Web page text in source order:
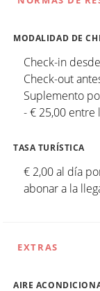
MODALIDAD DE
Check-in
Check-out
Suplemento
- € 25,00 entre
TASA TURÍSTICA
€ 2,00 al día
abonar a la
EXTRAS
AIRE